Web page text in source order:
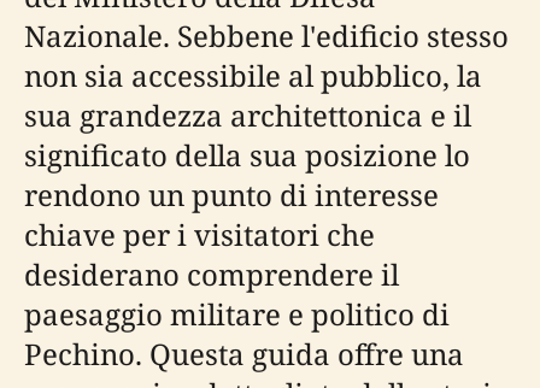
Nazionale. Sebbene l'edificio stesso
non sia accessibile al pubblico, la
sua grandezza architettonica e il
significato della sua posizione lo
rendono un punto di interesse
chiave per i visitatori che
desiderano comprendere il
paesaggio militare e politico di
Pechino. Questa guida offre una